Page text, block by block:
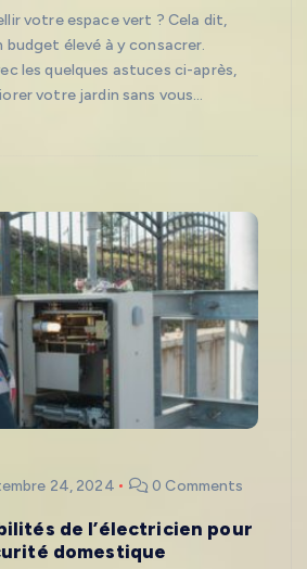
votre espace vert ? Cela dit,
budget élevé à y consacrer.
les quelques astuces ci-après,
votre jardin sans vous…
24, 2024 0 Comments
de l’électricien pour
domestique